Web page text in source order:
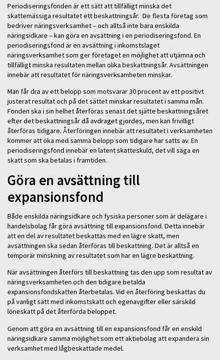
Periodiseringsfonden är ett sätt att tillfälligt minska det
skattemässiga resultatet ett beskattningsår. De flesta företag som
bedriver näringsverksamhet – och alltså inte bara enskilda
näringsidkare – kan göra en avsättning i en periodiseringsfond. En
periodiseringsfond är en avsättning i inkomstslaget
näringsverksamhet som ger företaget en möjlighet att utjämna och
tillfälligt minska resultaten mellan olika beskattningsår. Avsättningen
innebär att resultatet för näringsverksamheten minskar.
Man får dra av ett belopp som motsvarar 30 procent av ett positivt
justerat resultat och på det sättet minskar resultatet i samma mån.
Fonden ska i sin helhet återföras senast det sjätte beskattningsåret
efter det beskattningsår då avdraget gjordes, men kan frivilligt
återföras tidigare. Återföringen innebär att resultatet i verksamheten
kommer att öka med samma belopp som tidigare har satts av. En
periodiseringsfond innebär en latent skatteskuld, det vill säga en
skatt som ska betalas i framtiden.
Göra en avsättning till
expansionsfond
Både enskilda näringsidkare och fysiska personer som är delägare i
handelsbolag får göra avsättning till expansionsfond. Detta innebär
att en del av resultatet beskattas med en lägre skatt, men
avsättningen ska sedan återföras till beskattning. Det är alltså en
temporär minskning av resultatet som har en lägre beskattning.
När avsättningen återförs till beskattning tas den upp som resultat av
näringsverksamheten och den tidigare betalda
expansionsfondskatten återbetalas. Vid en återföring beskattas du
på vanligt sätt med inkomstskatt och egenavgifter eller särskild
löneskatt på det återförda beloppet.
Genom att göra en avsättning till en expansionsfond får en enskild
näringsidkare samma möjlighet som ett aktiebolag att expandera sin
verksamhet med lågbeskattade medel.